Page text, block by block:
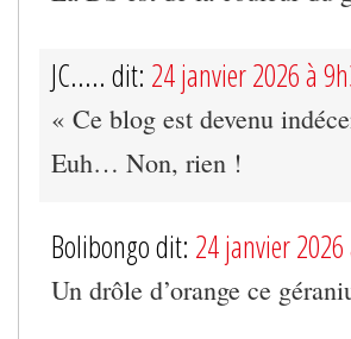
JC..... dit: 24 janvier 2026 à
« Ce blog est devenu
Euh… Non, rien !
Bolibongo dit: 24 janvier
Un drôle d’orange ce